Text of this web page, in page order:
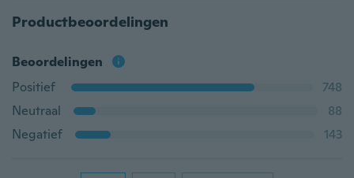
Productbeoordelingen
Beoordelingen
Positief
748
Neutraal
88
Negatief
143